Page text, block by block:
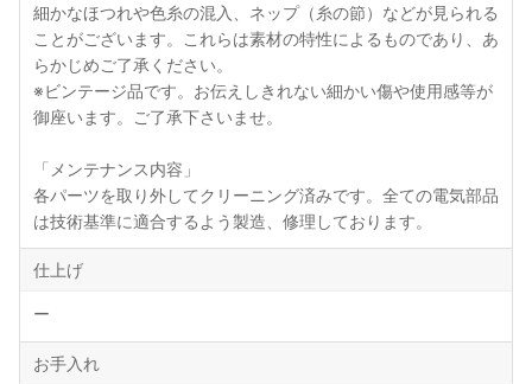
細かなほつれや色糸の混入、ネップ（糸の節）などが見られる
ことがございます。これらは素材の特性によるものであり、あ
らかじめご了承ください。
※ビンテージ品です。お伝えしきれない細かい傷や使用感等が
御座います。ご了承下さいませ。
「メンテナンス内容」
各パーツを取り外してクリーニング済みです。全ての電気部品
は技術基準に適合するよう製造、修理しております。
仕上げ
ー
お手入れ